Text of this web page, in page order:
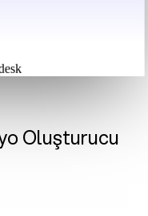
Oluşturucu